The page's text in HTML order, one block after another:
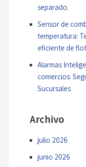
separado.
Sensor de
temperatura:
eficiente de
Alarmas
comercios:
Sucursales
Archivo
julio 2026
junio 2026